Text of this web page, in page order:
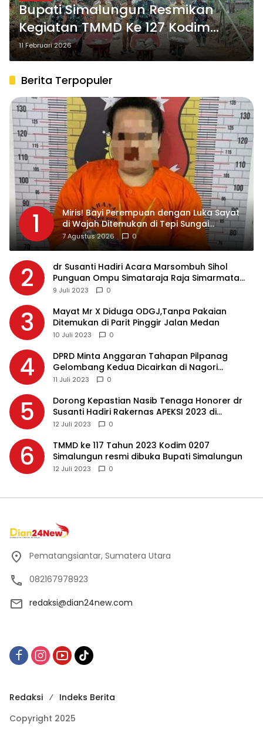
Bupati Simalungun Resmikan
Kegiatan TMMD Ke 127 Kodim
0207/Sml Tahun 2026: Sarana
Efektif Mempercepat
Pembangunan Daerah
11 Februari 2026
Berita Terpopuler
1
Miris! Bayi Perempuan dengan Luka Sayat
di Wajah Ditemukan di Tepi Sungai
Asahan, Diduga Dibuang Ibu Kandungnya
7 Agustus 2026 0
2
dr Susanti Hadiri Acara Marsombuh Sihol
Punguan Ompu Simataraja Raja Simarmata
Dohot Boruna Kota Siantar
9 Juli 2023 0
3
Mayat Mr X Diduga ODGJ,Tanpa Pakaian
Ditemukan di Parit Pinggir Jalan Medan
10 Juli 2023 0
4
DPRD Minta Anggaran Tahapan Pilpanag
Gelombang Kedua Dicairkan di Nagori
Masing-masing, Ini Alasannya…
11 Juli 2023 0
5
Dorong Kepastian Nasib Tenaga Honorer dr
Susanti Hadiri Rakernas APEKSI 2023 di
Makassar
12 Juli 2023 0
6
TMMD ke 117 Tahun 2023 Kodim 0207
Simalungun resmi dibuka Bupati Simalungun
12 Juli 2023 0
Pematangsiantar, Sumatera Utara
082167978923
redaksi@dian24new.com
Redaksi
Indeks Berita
Copyright 2025